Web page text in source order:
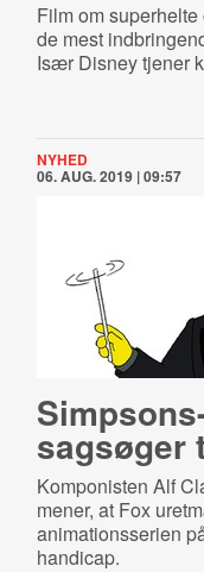
Film om
de mest
Især Disney tjener
NYHED
06. AUG. 2019 | 09:57
sagsøger
Komponisten Alf
mener, at Fox
animationsserien
handicap.